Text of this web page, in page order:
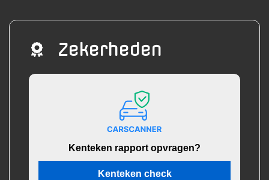
Zekerheden
Kenteken rapport opvragen?
Kenteken check